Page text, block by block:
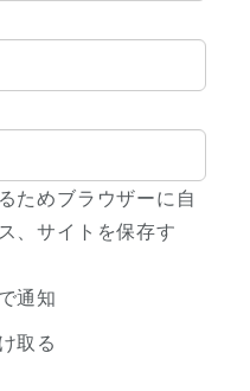
ためブラウザーに自
、サイトを保存す
通知
取る